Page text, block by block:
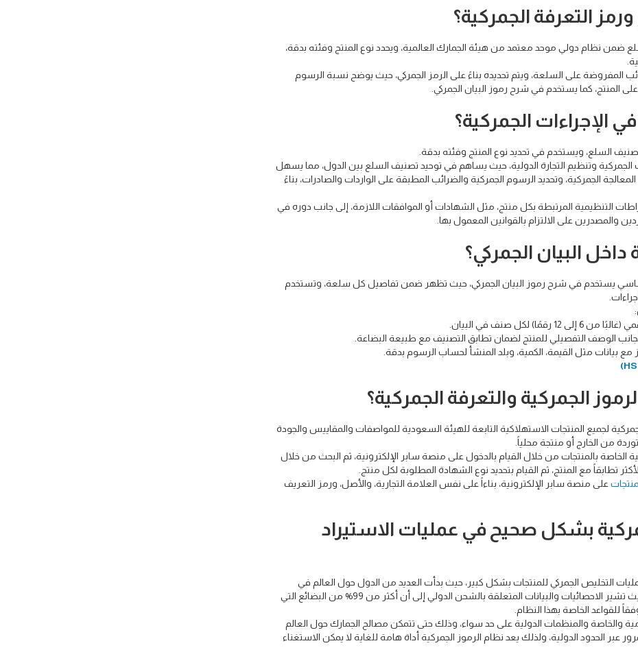
التعرفة الجمركية؟
ضمن نظام دولي موحد معتمد من هيئة الجمارك العالمية، ويحدد نوع المنتج وفئته بدقة،
المفروضة على السلعة، ويتم تحديده بناءً على الرمز الجمركي، حيث يوضح نسبة الرسوم
المنتج، كما يستخدم في شرح رموز البيان الجمركي.
الإجراءات الجمركية؟
السلع، ويستخدم في تحديد نوع المنتج وفئته بدقة.
الجمركية وتنظيم التجارة الدولية، حيث يساهم في توحيد تصنيف السلع بين الدول، مما يسهل
الجمركية، وتحديد الرسوم الجمركية والضرائب المطبقة على الواردات والصادرات، بناءً
التنظيمية المرتبطة بكل منتج، مثل الشهادات أو الموافقات اللازمة، إلى جانب دوره في
والمصدرين على الالتزام بالقوانين المعمول بها.
البيان الجمركي؟
أساسي يستخدم في شرح رموز البيان الجمركي، حيث تظهر ضمن تفاصيل كل سلعة، وتستخدم
لكل صنف في البيان.
الوصف التفصيلي للمنتج لضمان تطابق التصنيف مع طبيعة البضاعة.
بيانات مثل القيمة، الكمية، وبلد المنشأ لحساب الرسوم بدقة.
الجمركية والتعرفة الجمركية؟
لجميع المنتجات الاستهلاكية التابعة للهيئة السعودية للمواصفات والمقاييس والجودة
من الخارج أو منتجة محلياً.
بالمنتجات من خلال القيام بالدخول على منصة سابر الإلكترونية، ثم البحث من خلال
تطابقاً مع المنتج، ثم القيام بتحديد نوع الشهادة المطلوبة لكل منتج.
على منصة سابر الإلكترونية، بناءاً على نفس العلامة التجارية، والأصل، ورمز التعريف
بشكل صحيح في عمليات الاستيراد
التخليص الجمركي للمنتجات بشكل كبير، حيث بدأت العديد من الدول حول العالم في
الاعتماد على هذا النظام في جميع قطاعات الشحن، حيث تشير الاحصائيات والبيانات المتعلقة بالشحن الدولي إلى أن أكثر من 99% من البضائع التي
للقواعد الخاصة بهذا النظام.
والخاصة والمنظمات الدولية على حد سواء، وذلك حتى تتمكن مصالح الجمارك حول العالم
عبر الحدود الدولية، ولذلك يعد نظام الرموز الجمركية أداة هامة للغاية لا يمكن الاستغناء